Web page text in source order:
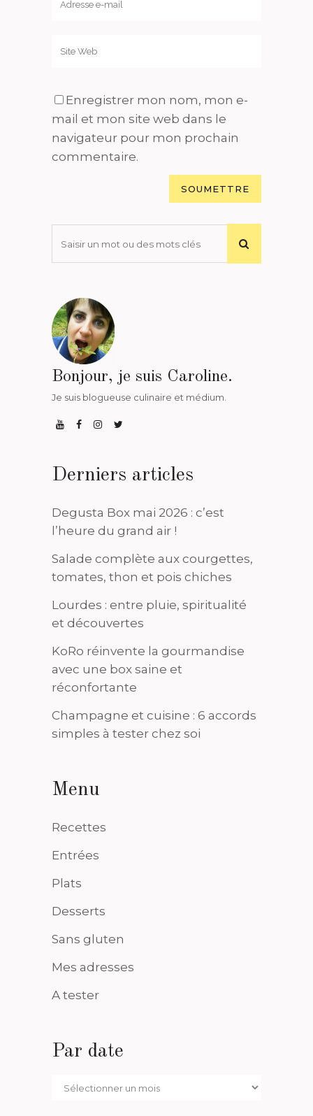
Enregistrer mon nom, mon e-
mail et mon site web dans le
navigateur pour mon prochain
commentaire.
Bonjour, je suis Caroline.
Je suis blogueuse culinaire et médium.
Derniers articles
Degusta Box mai 2026 : c’est
l’heure du grand air !
Salade complète aux courgettes,
tomates, thon et pois chiches
Lourdes : entre pluie, spiritualité
et découvertes
KoRo réinvente la gourmandise
avec une box saine et
réconfortante
Champagne et cuisine : 6 accords
simples à tester chez soi
Menu
Recettes
Entrées
Plats
Desserts
Sans gluten
Mes adresses
A tester
Par date
Par